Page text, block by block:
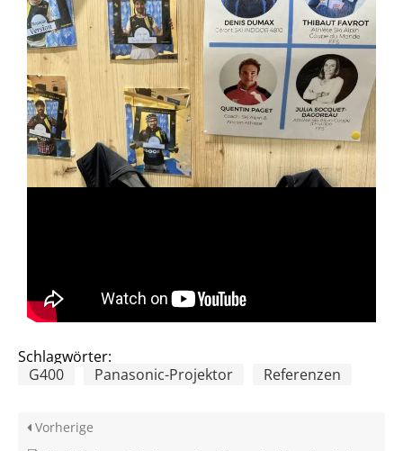
Schlagwörter:
G400
Panasonic-Projektor Referenzen
Vorherige